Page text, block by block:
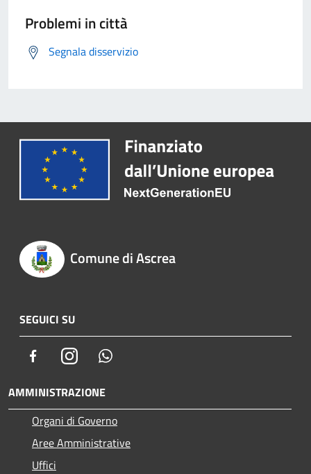
Problemi in città
Segnala disservizio
Comune di Ascrea
SEGUICI SU
FacebookInstagram
AMMINISTRAZIONE
Organi di Governo
Aree Amministrative
Uffici